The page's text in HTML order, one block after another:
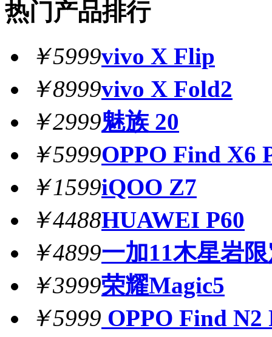
热门产品排行
￥5999vivo X Flip
￥8999vivo X Fold2
￥2999魅族 20
￥5999OPPO Find X6
￥1599iQOO Z7
￥4488HUAWEI P60
￥4899一加11木星岩
￥3999荣耀Magic5
￥5999 OPPO Find N2